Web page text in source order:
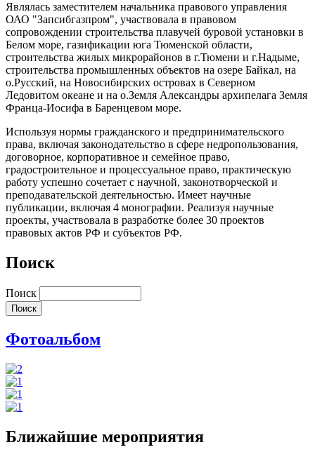
Являлась заместителем начальника правового управления
ОАО "Запсибгазпром", участвовала в правовом
сопровождении строительства плавучей буровой установки в
Белом море, газификации юга Тюменской области,
строительства жилых микрорайонов в г.Тюмени и г.Надыме,
строительства промышленных объектов на озере Байкал, на
о.Русский, на Новосибирских островах в Северном
Ледовитом океане и на о.Земля Александры архипелага Земля
Франца-Иосифа в Баренцевом море.
Используя нормы гражданского и предпринимательского
права, включая законодательство в сфере недропользования,
договорное, корпоративное и семейное право,
градостроительное и процессуальное право, практическую
работу успешно сочетает с научной, законотворческой и
преподавательской деятельностью. Имеет научные
публикации, включая 4 монографии. Реализуя научные
проекты, участвовала в разработке более 30 проектов
правовых актов РФ и субъектов РФ.
Поиск
Поиск
Фотоальбом
Ближайшие мероприятия